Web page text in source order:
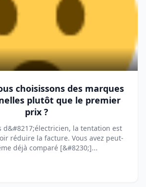
choisissons des marques
plutôt que le premier
prix ?
d&#8217;électricien, la tentation est
réduire la facture. Vous avez peut-
déjà comparé [&#8230;]...